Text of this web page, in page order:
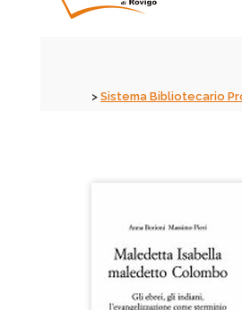
Sistema Bibliotecario